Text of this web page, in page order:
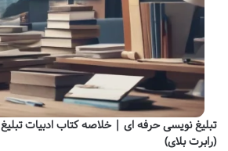
تبلیغ نویسی حرفه ای | خلاصه کتاب ادبیات تبلیغ
(رابرت بلای)